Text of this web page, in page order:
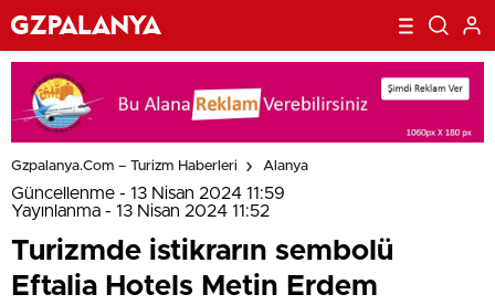
Gzpalanya.com – Turizm Haberleri Alanya
Güncellenme - 13 Nisan 2024 11:59
Yayınlanma - 13 Nisan 2024 11:52
Turizmde istikrarın sembolü
Eftalia Hotels Metin Erdem